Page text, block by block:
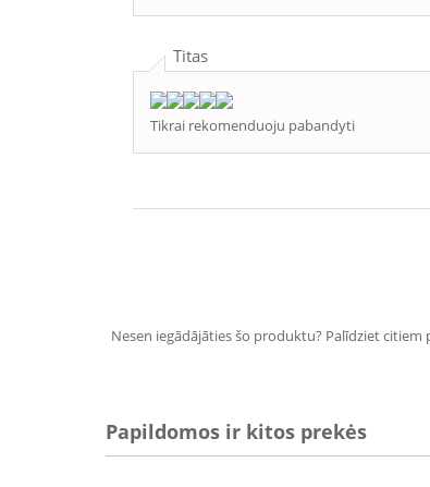
Titas
Tikrai rekomenduoju pabandyti
Nesen iegādājāties šo produktu? Palīdziet
Papildomos ir kitos prekės